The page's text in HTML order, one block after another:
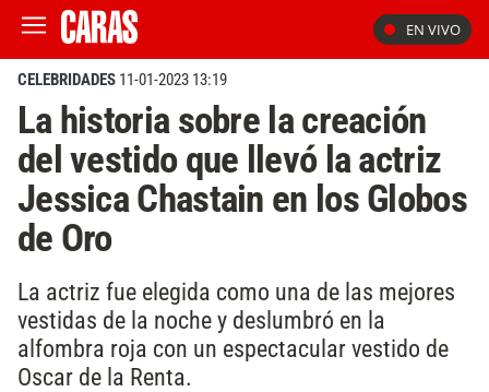
EN VIVO
CELEBRIDADES 11-01-2023 13:19
La historia sobre la creación
del vestido que llevó la actriz
Jessica Chastain en los Globos
de Oro
La actriz fue elegida como una de las mejores
vestidas de la noche y deslumbró en la
alfombra roja con un espectacular vestido de
Oscar de la Renta.